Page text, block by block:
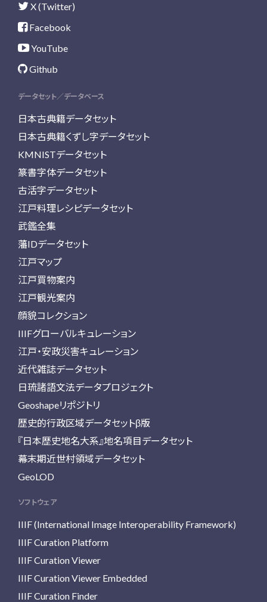
X (Twitter)
Facebook
YouTube
Github
データセット／データベース
日本古典籍データセット
日本古典籍くずし字データセット
KMNISTデータセット
篆書字体データセット
古活字データセット
江戸料理レシピデータセット
武鑑全集
藩IDデータセット
江戸マップ
江戸買物案内
江戸観光案内
顔貌コレクション
IIIFグローバルキュレーション
江戸・安政災害キュレーション
近代雑誌データセット
日琉諸語文法データプロジェクト
Geoshapeリポジトリ
歴史的行政区域データセットβ版
『日本歴史地名大系』地名項目データセット
幕末期近世村領域データセット
GeoLOD
ソフトウェア
IIIF (International Image Interoperability Framework)
IIIF Curation Platform
IIIF Curation Viewer
IIIF Curation Viewer Embedded
IIIF Curation Finder